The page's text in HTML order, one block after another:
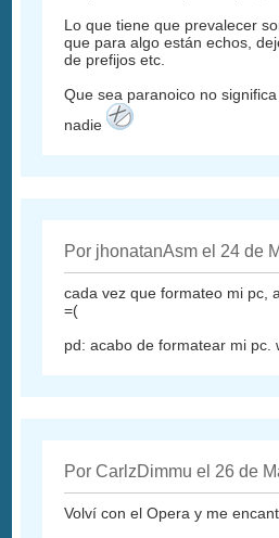
Lo que tiene que prevalecer
que para algo están echos,
de prefijos etc.
Que sea paranoico no
nadie
Por jhonatanAsm el 24 de
cada vez que formateo mi pc,
=(
pd: acabo de formatear mi pc.
Por CarlzDimmu el 26 de
Volví con el Opera y me